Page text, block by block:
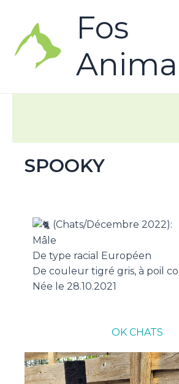
Fos
SPOOKY
(Chats/Décembre 2022):
Mâle
De type racial Européen
De couleur tigré gris, à poil
Née le 28.10.2021
OK CHATS